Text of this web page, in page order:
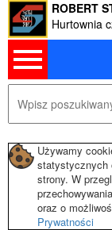
ROBERT
Hurtownia
Używamy
statystycznych
strony. W
oraz o
Prywatności